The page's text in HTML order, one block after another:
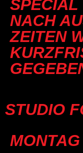
SPECIAL
NACH
ZEITEN
STUDIO
MONTAG